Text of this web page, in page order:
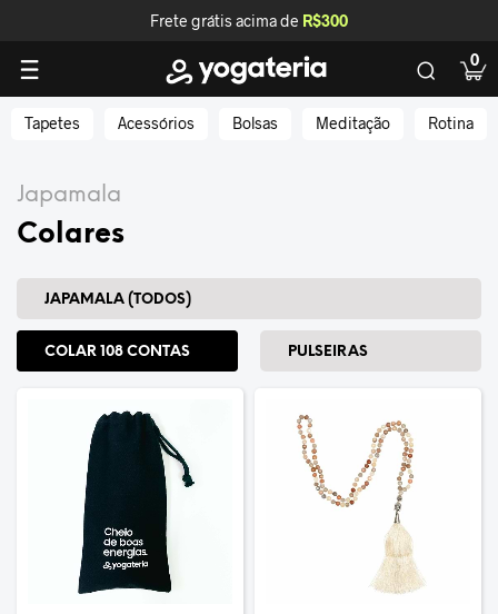
Frete grátis acima de R$300
0
Tapetes Acessórios Bolsas Meditação Rotina
Japamala
Colares
JAPAMALA (TODOS)
COLAR 108 CONTAS PULSEIRAS